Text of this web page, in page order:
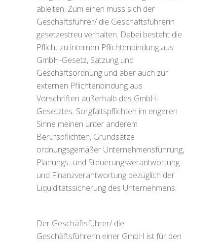
ableiten. Zum einen muss sich der
Geschäftsführer/ die Geschäftsführerin
gesetzestreu verhalten. Dabei besteht die
Pflicht zu internen Pflichtenbindung aus
GmbH-Gesetz, Satzung und
Geschäftsordnung und aber auch zur
externen Pflichtenbindung aus
Vorschriften außerhalb des GmbH-
Gesetztes. Sorgfaltspflichten im engeren
Sinne meinen unter anderem
Berufspflichten, Grundsätze
ordnungsgemäßer Unternehmensführung,
Planungs- und Steuerungsverantwortung
und Finanzverantwortung bezüglich der
Liquiditätssicherung des Unternehmens.
Der Geschäftsführer/ die
Geschäftsführerin einer GmbH ist für den